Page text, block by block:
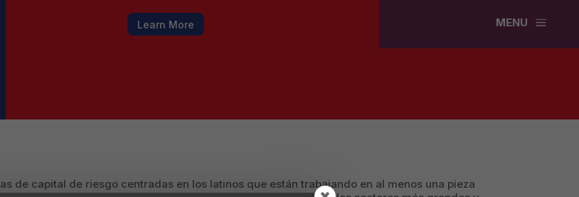
Learn More a
MENU
de capital de riesgo centradas en los latinos que están trabajando en al menos una pieza